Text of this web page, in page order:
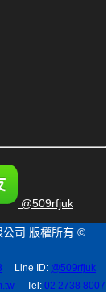
@509rfjuk
公司 版權所有 ©
Line ID: @509rfjuk
Tel: 02 2738 8007